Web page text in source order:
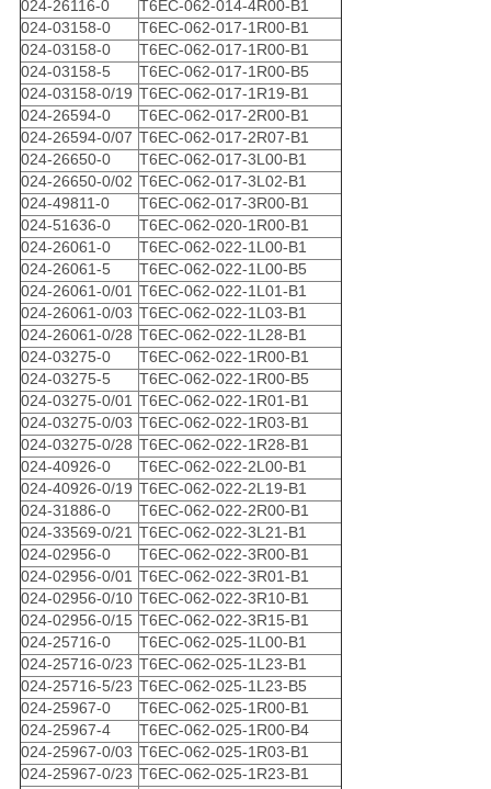
024-26116-0
T6EC-062-014-4R00-B1
024-03158-0
T6EC-062-017-1R00-B1
024-03158-0
T6EC-062-017-1R00-B1
024-03158-5
T6EC-062-017-1R00-B5
024-03158-0/19 T6EC-062-017-1R19-B1
024-26594-0
T6EC-062-017-2R00-B1
024-26594-0/07 T6EC-062-017-2R07-B1
024-26650-0
T6EC-062-017-3L00-B1
024-26650-0/02 T6EC-062-017-3L02-B1
024-49811-0
T6EC-062-017-3R00-B1
024-51636-0
T6EC-062-020-1R00-B1
024-26061-0
T6EC-062-022-1L00-B1
024-26061-5
T6EC-062-022-1L00-B5
024-26061-0/01 T6EC-062-022-1L01-B1
024-26061-0/03 T6EC-062-022-1L03-B1
024-26061-0/28 T6EC-062-022-1L28-B1
024-03275-0
T6EC-062-022-1R00-B1
024-03275-5
T6EC-062-022-1R00-B5
024-03275-0/01 T6EC-062-022-1R01-B1
024-03275-0/03 T6EC-062-022-1R03-B1
024-03275-0/28 T6EC-062-022-1R28-B1
024-40926-0
T6EC-062-022-2L00-B1
024-40926-0/19 T6EC-062-022-2L19-B1
024-31886-0
T6EC-062-022-2R00-B1
024-33569-0/21 T6EC-062-022-3L21-B1
024-02956-0
T6EC-062-022-3R00-B1
024-02956-0/01 T6EC-062-022-3R01-B1
024-02956-0/10 T6EC-062-022-3R10-B1
024-02956-0/15 T6EC-062-022-3R15-B1
024-25716-0
T6EC-062-025-1L00-B1
024-25716-0/23 T6EC-062-025-1L23-B1
024-25716-5/23 T6EC-062-025-1L23-B5
024-25967-0
T6EC-062-025-1R00-B1
024-25967-4
T6EC-062-025-1R00-B4
024-25967-0/03 T6EC-062-025-1R03-B1
024-25967-0/23 T6EC-062-025-1R23-B1